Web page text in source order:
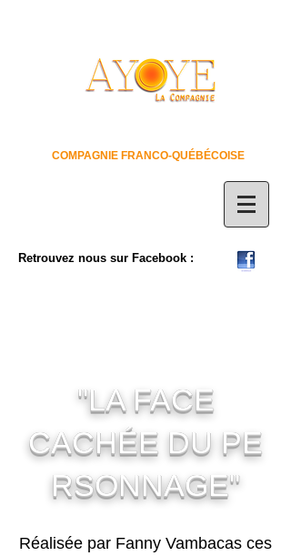
COMPAGNIE FRANCO-QUÉBÉCOISE
Retrouvez nous sur Facebook :
"LA FACE
CACHÉE DU PE
RSONNAGE"
Réalisée par Fanny Vambacas ces